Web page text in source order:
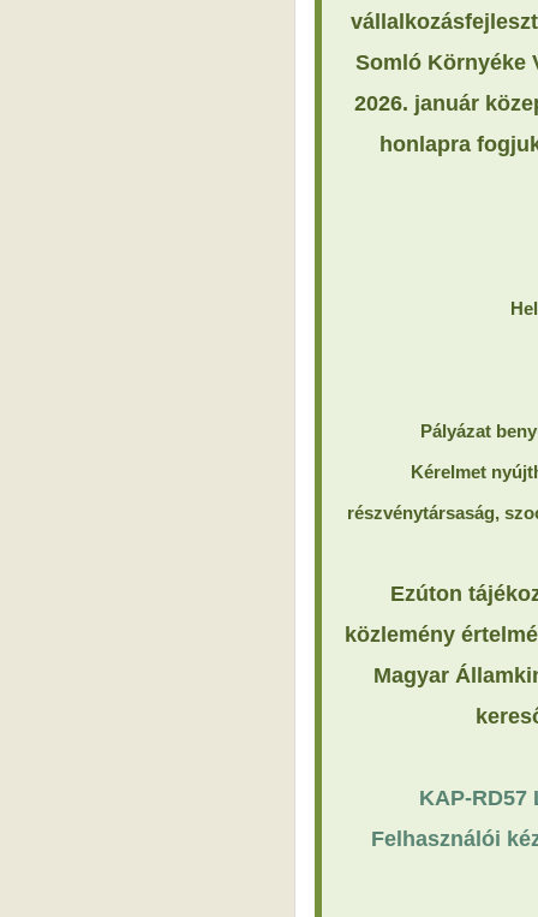
Somló Környéke
2026. január
honlapra
Pályázat
Kérelmet
részvénytársaság,
Ezúton
közlemény
Magyar
KAP-
Felhasználói